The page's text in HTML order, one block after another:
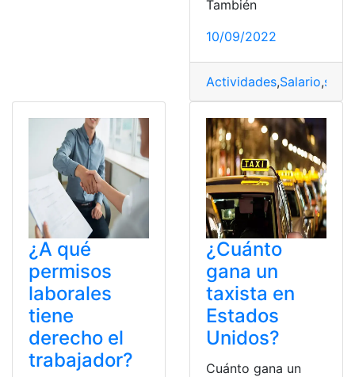
También
10/09/2022
Actividades,Salario,
¿A qué
permisos
laborales
tiene
derecho el
trabajador?
¿Cuánto
gana un
taxista en
Estados
Unidos?
Cuánto gana un